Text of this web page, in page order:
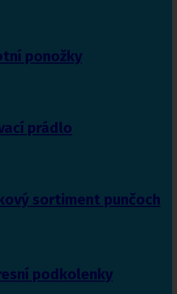
ponožky
prádlo
sortiment punčoch
podkolenky